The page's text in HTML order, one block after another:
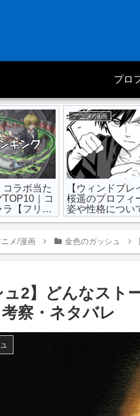
プロ
コラボ当た
TOP10｜コ
【フリー
アニメ/漫画
【ウィンドブレ
桜遥のプロフィ
姿や性格につい
ンブレ】
ニメ/漫画 金色のガッシュ
ュ2】どんなスト
考察・ネタバレ